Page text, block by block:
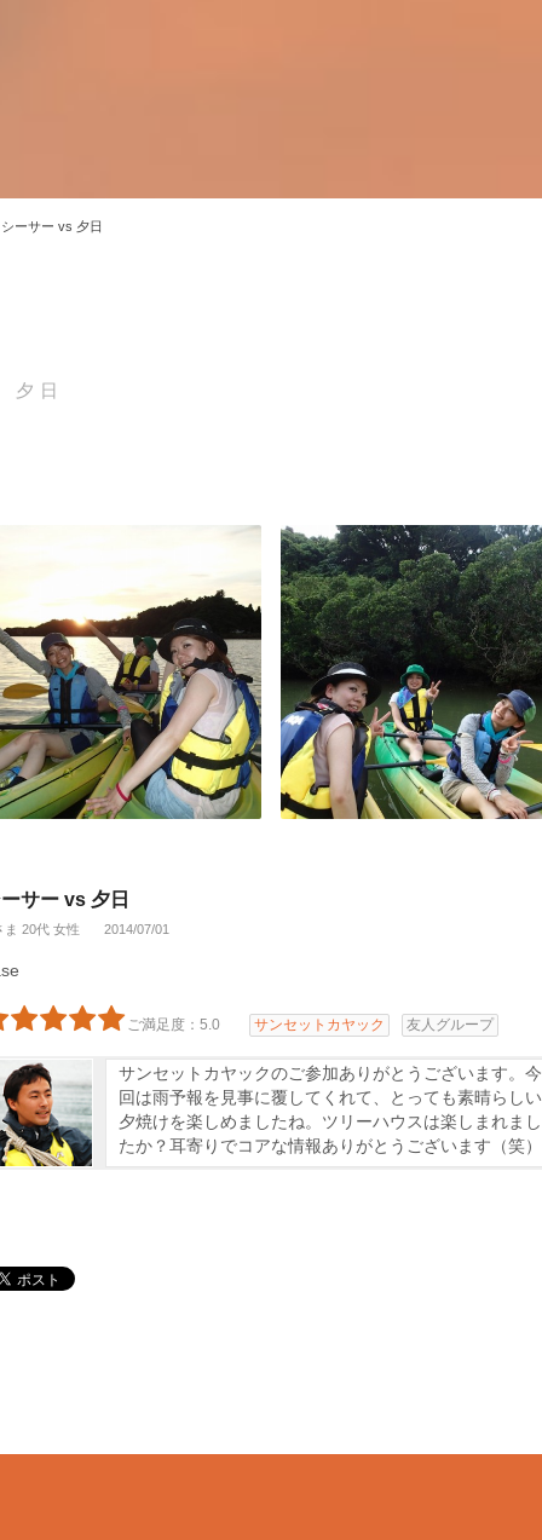
シーサー vs 夕日
夕日
サー vs 夕日
ま 20代 女性 2014/07/01
ご満足度：5.0 サンセットカヤック 友人グループ
サンセットカヤックのご参加ありがとうございます。今
回は雨予報を見事に覆してくれて、とっても素晴らしい
夕焼けを楽しめましたね。ツリーハウスは楽しまれまし
たか？耳寄りでコアな情報ありがとうございます（笑）